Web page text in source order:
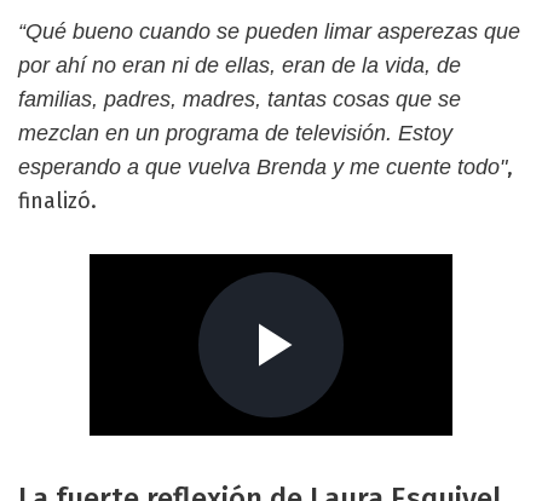
“Qué bueno cuando se pueden limar asperezas que
por ahí no eran ni de ellas, eran de la vida, de
familias, padres, madres, tantas cosas que se
mezclan en un programa de televisión. Estoy
esperando a que vuelva Brenda y me cuente todo",
finalizó.